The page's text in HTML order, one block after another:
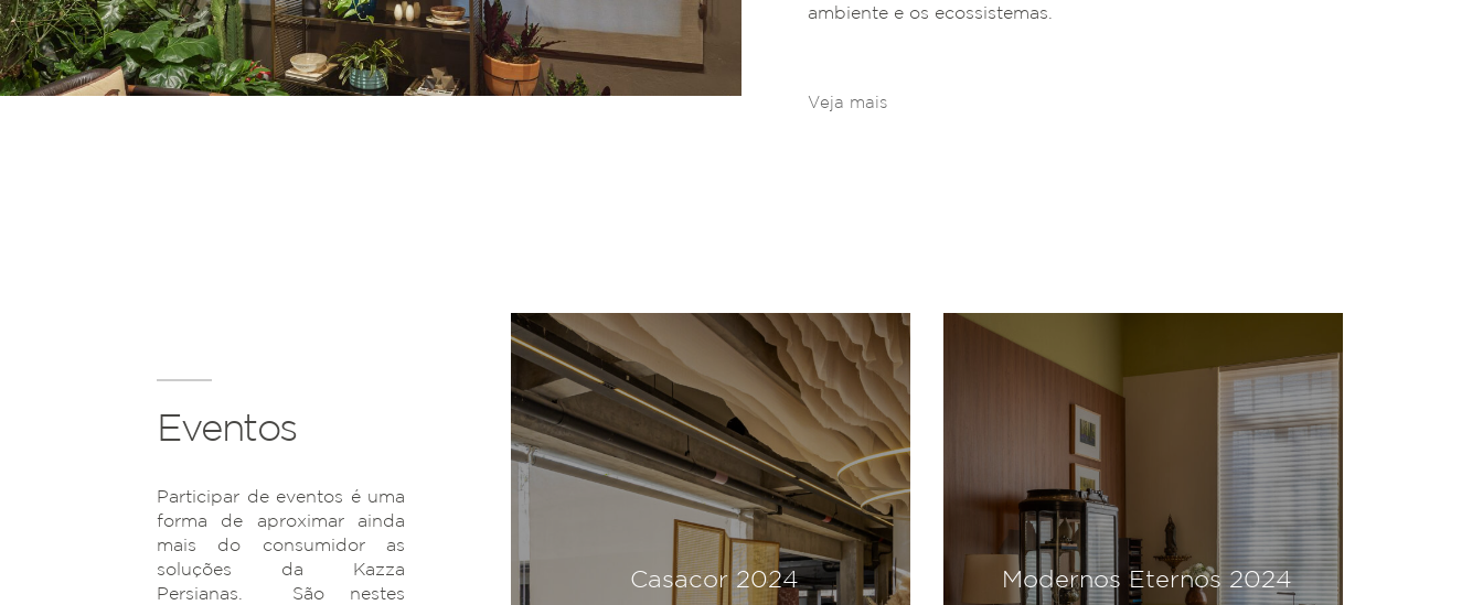
ambiente e os ecossistemas.
Veja mais
Eventos
Participar de eventos é uma
forma de aproximar ainda
mais do consumidor as
soluções da Kazza
Persianas. São nestes
Casacor 2024 Modernos Eternos 2024